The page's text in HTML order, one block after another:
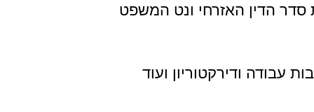
סדר הדין האזרחי ונט המשפט
עבודה ודירקטוריון ועוד